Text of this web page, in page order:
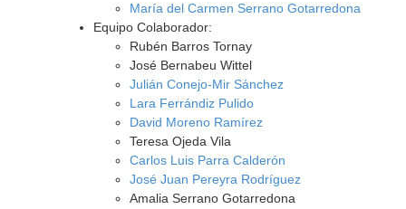
María del Carmen Serrano Gotarredona
Equipo Colaborador:
Rubén Barros Tornay
José Bernabeu Wittel
Julián Conejo-Mir Sánchez
Lara Ferrándiz Pulido
David Moreno Ramírez
Teresa Ojeda Vila
Carlos Luis Parra Calderón
José Juan Pereyra Rodríguez
Amalia Serrano Gotarredona